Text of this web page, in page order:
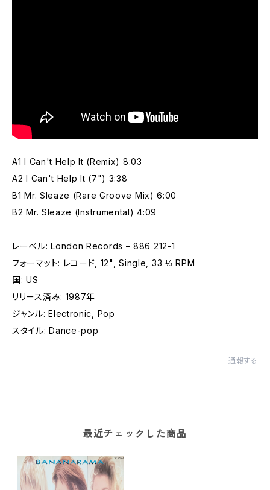
A1 I Can't Help It (Remix) 8:03
A2 I Can't Help It (7") 3:38
B1 Mr. Sleaze (Rare Groove Mix) 6:00
B2 Mr. Sleaze (Instrumental) 4:09
レーベル: London Records – 886 212-1
フォーマット: レコード, 12", Single, 33 ⅓ RPM
国: US
リリース済み: 1987年
ジャンル: Electronic, Pop
スタイル: Dance-pop
通報する
最近チェックした商品